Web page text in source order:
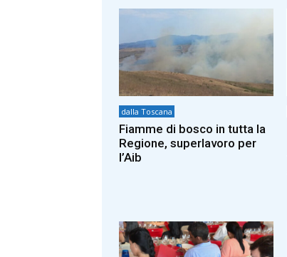
dalla Toscana
Fiamme di bosco in tutta la
Regione, superlavoro per
l’Aib